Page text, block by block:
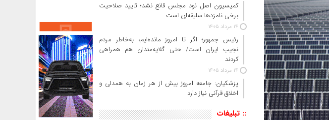
کمیسیون اصل نود مجلس قانع نشد؛ تایید صلاحیت
برخی نامزدها سلیقه‌ای است
14 مرداد 1405
رئیس‌ جمهور؛ اگر تا امروز مانده‌ایم، به‌خاطر مردم
نجیب ایران است/ حتی گلایه‌مندان هم همراهی
کردند
14 مرداد 1405
پزشکیان: جامعه امروز بیش از هر زمان به همدلی و
اخلاق قرآنی نیاز دارد
:: تبلیغات